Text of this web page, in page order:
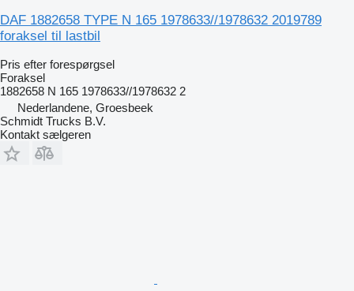
DAF 1882658 TYPE N 165 1978633//1978632 2019789
foraksel til lastbil
Pris efter forespørgsel
Foraksel
1882658 N 165 1978633//1978632 2
Nederlandene, Groesbeek
Schmidt Trucks B.V.
Kontakt sælgeren